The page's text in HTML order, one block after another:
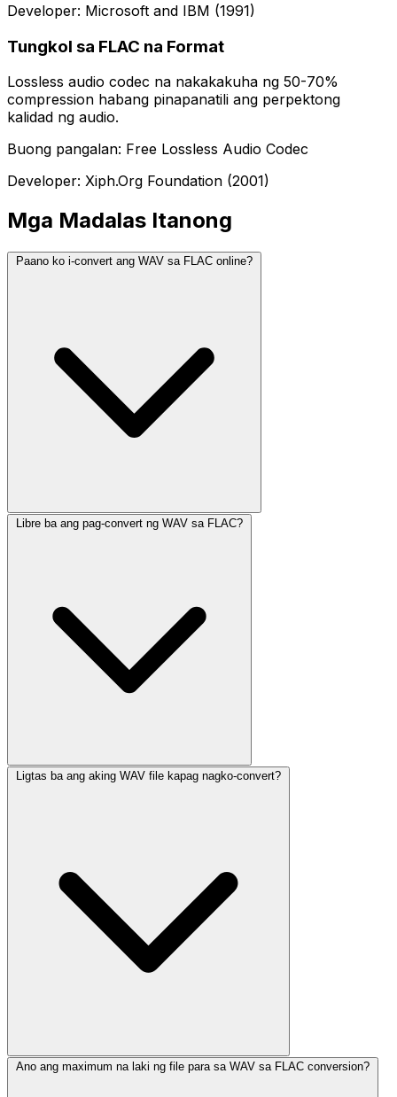
Developer: Microsoft and IBM (1991)
Tungkol sa FLAC na Format
Lossless audio codec na nakakakuha ng 50-70%
compression habang pinapanatili ang perpektong
kalidad ng audio.
Buong pangalan: Free Lossless Audio Codec
Developer: Xiph.Org Foundation (2001)
Mga Madalas Itanong
Paano ko i-convert ang WAV sa FLAC online?
Libre ba ang pag-convert ng WAV sa FLAC?
Ligtas ba ang aking WAV file kapag nagko-convert?
Ano ang maximum na laki ng file para sa WAV sa FLAC conversion?